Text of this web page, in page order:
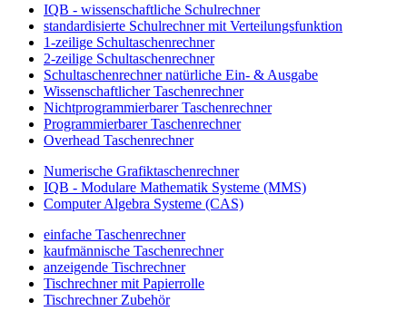
IQB - wissenschaftliche Schulrechner
standardisierte Schulrechner mit Verteilungsfunktion
1-zeilige Schultaschenrechner
2-zeilige Schultaschenrechner
Schultaschenrechner natürliche Ein- & Ausgabe
Wissenschaftlicher Taschenrechner
Nichtprogrammierbarer Taschenrechner
Programmierbarer Taschenrechner
Overhead Taschenrechner
Numerische Grafiktaschenrechner
IQB - Modulare Mathematik Systeme (MMS)
Computer Algebra Systeme (CAS)
einfache Taschenrechner
kaufmännische Taschenrechner
anzeigende Tischrechner
Tischrechner mit Papierrolle
Tischrechner Zubehör